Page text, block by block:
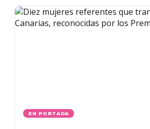
EN PORTADA